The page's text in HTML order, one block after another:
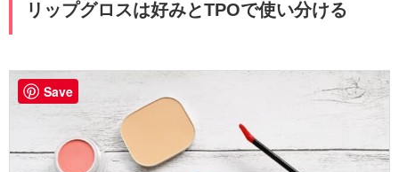
リップグロスは好みとTPOで使い分ける
Save